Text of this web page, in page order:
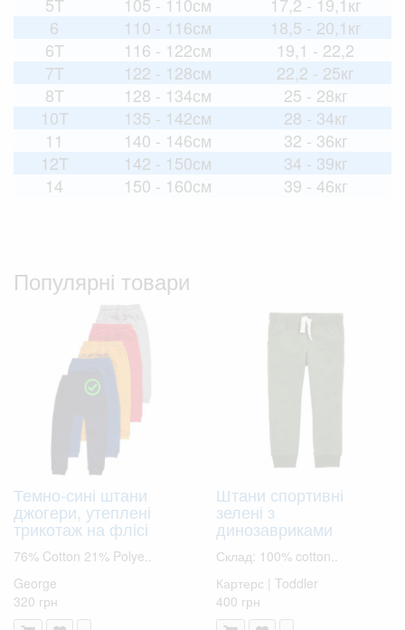
6
110 - 116см
18,5 - 20,1кг
6T
116 - 122см
19,1 - 22,2
7T
122 - 128см
22,2 - 25кг
8T
128 - 134см
25 - 28кг
10T
135 - 142см
28 - 34кг
11
140 - 146см
32 - 36кг
12T
142 - 150см
34 - 39кг
14
150 - 160см 39 - 46кг
Популярні товари
Темно-сині штани
джогери, утеплені
трикотаж на флісі
76% Cotton 21% Polye..
George
320 грн
Штани спортивні
зелені з
динозавриками
Склад: 100% cotton..
Картерс | Toddler
400 грн